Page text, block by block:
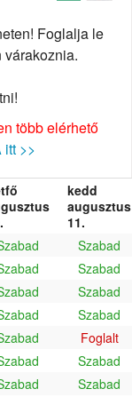
Foglalja le
több elérhető
>>
kedd
augusztus
11.
Szabad
Szabad
Szabad
Szabad
Foglalt
Szabad
Szabad